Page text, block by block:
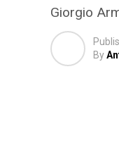
Giorgio
By